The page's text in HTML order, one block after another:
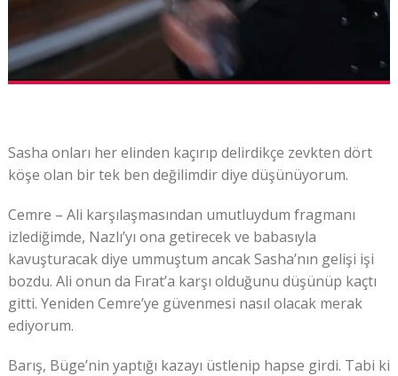
Sasha onları her elinden kaçırıp delirdikçe zevkten dört
köşe olan bir tek ben değilimdir diye düşünüyorum.
Cemre – Ali karşılaşmasından umutluydum fragmanı
izlediğimde, Nazlı’yı ona getirecek ve babasıyla
kavuşturacak diye ummuştum ancak Sasha’nın gelişi işi
bozdu. Ali onun da Fırat’a karşı olduğunu düşünüp kaçtı
gitti. Yeniden Cemre’ye güvenmesi nasıl olacak merak
ediyorum.
Barış, Büge’nin yaptığı kazayı üstlenip hapse girdi. Tabi ki